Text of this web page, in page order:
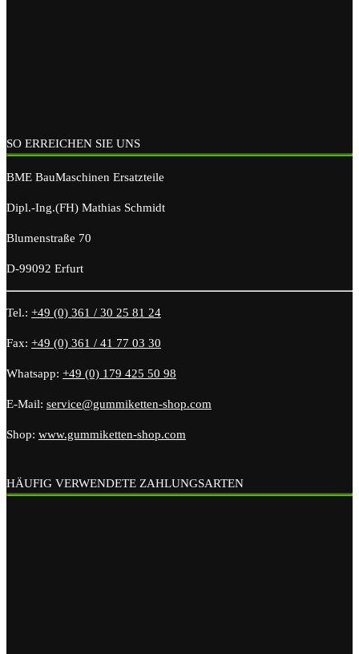
SO ERREICHEN SIE UNS
BME BauMaschinen Ersatzteile
Dipl.-Ing.(FH) Mathias Schmidt
Blumenstraße 70
D-99092 Erfurt
Tel.: +49 (0) 361 / 30 25 81 24
Fax: +49 (0) 361 / 41 77 03 30
Whatsapp: +49 (0) 179 425 50 98
E-Mail: service@gummiketten-shop.com
Shop: www.gummiketten-shop.com
HÄUFIG VERWENDETE ZAHLUNGSARTEN